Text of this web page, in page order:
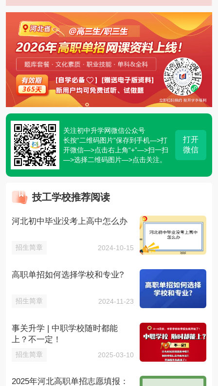
关注初中升学网微信公众号
长按“二维码图片”保存到手机—>打
开微信—>点击右上角“+”—>扫一扫
—>选择二维码图片—>点击关注。
打开
微信
技工学校推荐阅读
河北初中毕业没考上高中怎么办
招生简章 2024-10-15
高职单招如何选择学校和专业?
招生简章 2024-11-23
事关升学 | 中职学校随时都能
上？不一定！
招生简章 2025-03-10
2025年河北高职单招志愿填报：